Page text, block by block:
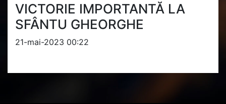
VICTORIE IMPORTANTĂ LA
SFÂNTU GHEORGHE
21-mai-2023 00:22